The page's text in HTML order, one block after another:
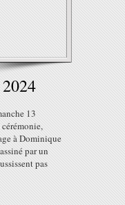
13
à Dominique
par un
pas